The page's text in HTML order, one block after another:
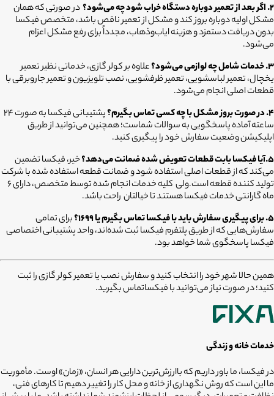
۲. اگر بعد از تعمیر دوباره دستگاه خراب شود چه می‌شود؟
در صورتی که همان
مشکل اولیه دوباره بروز کند و مشکل از تعمیر ناقص باشد، متخصص فیکسا
بدون دریافت دستمزد و هزینه ایاب‌وذهاب، مجدداً برای رفع مشکل اعزام
می‌شود.
۳. خدمات شامل چه لوازمی می‌شود؟
علاوه بر کولر گازی، خدماتی نظیر تعمیر
یخچال، تعمیر لباسشویی، تعمیر ظرفشویی، نصب تلویزیون و تعمیر جاروبرقی با
قطعات اصلی انجام می‌شود.
۴. در صورت بروز مشکل با چه کسی تماس بگیرم؟
پشتیبانی فیکسا به صورت ۲۴
ساعته آماده پاسخگویی به سوالات شماست؛ همچنین می‌توانید از طریق
اپلیکیشن وضعیت سفارش خود را پیگیری کنید.
5.آیا فیکسا بابت قطعات تعویض شده ضمانت می‌دهد؟
خیر، فیکسا تضمین
می‌کند که از قطعات اصلی استفاده شود و ضمانت قطعه استفاده شده با شرکت
تولید کننده قطعه است.ولی کلیه خدمات انجام شده توسط متخصص، دارای ۶
ماه گارانتی خدمات فیکسا هستند تا خیالتان راحت باشد.
۵. برای پیگیری سفارش باید با فیکسا تماس بگیرم یا ۱۶۹۹؟
برای تمامی
سفارش‌هایی که از طریق پلتفرم فیکسا ثبت شده‌اند، واحد پشتیبانی اختصاصی
فیکسا پاسخگوی شما خواهد بود.
همین حالا شهر خود را انتخاب کنید و سفارش نصب یا تعمیر کولر گازی را ثبت
کنید؛ در صورت نیاز می‌توانید با فیکساتماس بگیرید.
خدمات خانه و زندگی
در فیکسا، ما باور داریم که باارزش‌ترین دارایی هر انسان، «زمان» اوست. مأموریت
ما این است که روش نگهداری از خانه و محل کار را تغییر دهیم تا کارهای فنی،